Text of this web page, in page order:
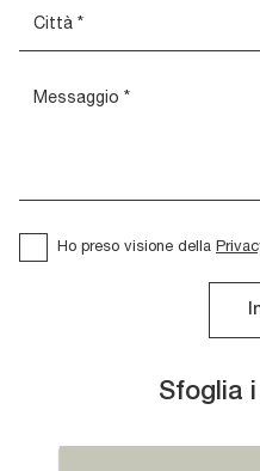
Sfoglia
Ho preso visione della